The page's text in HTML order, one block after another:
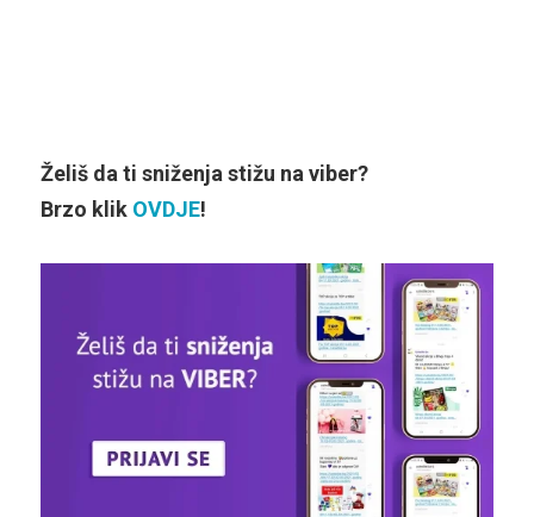
Želiš da ti sniženja stižu na viber?
Brzo klik OVDJE!